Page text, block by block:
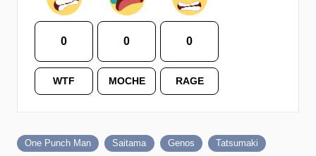
0
WTF
0
MOCHE
0
RAGE
One Punch Man Saitama Genos Tatsumaki